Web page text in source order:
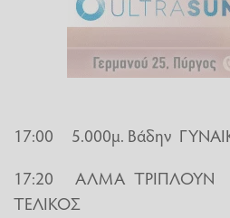
17:00 5.000μ. Βάδην
17:20 ΑΛΜΑ
ΤΕΛΙΚΟΣ